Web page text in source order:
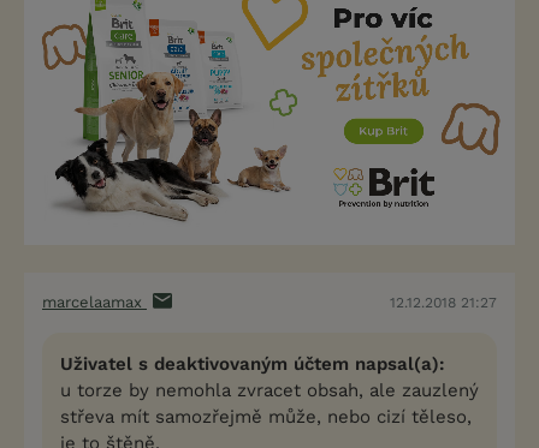
marcelaamax 12.12.2018 21:27
Uživatel s deaktivovaným účtem napsal(a):
u torze by nemohla zvracet obsah, ale zauzlený
střeva mít samozřejmě může, nebo cizí těleso,
je to štěně.